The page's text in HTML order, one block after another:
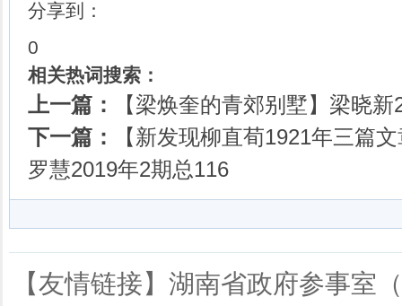
分享到：
0
相关热词搜索：
上一篇：
【梁焕奎的青郊别墅】梁晓
下一篇：
【新发现柳直荀1921年三篇
罗慧2019年2期总116
【友情链接】 湖南省政府参事室